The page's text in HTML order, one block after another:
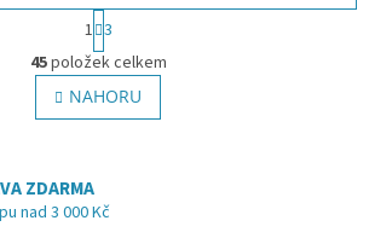
O
v
l
á
í
S
t
r
á
n
k
n
í
1 3
45položek celkem
NAHORU
ZDARMA
nad 3 000 Kč